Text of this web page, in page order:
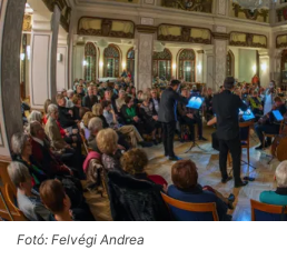
Fotó: Felvégi Andrea